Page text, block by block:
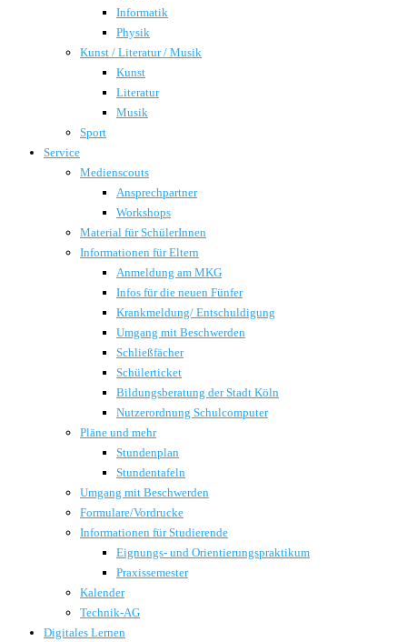
Informatik
Physik
Kunst / Literatur / Musik
Kunst
Literatur
Musik
Sport
Service
Medienscouts
Ansprechpartner
Workshops
Material für SchülerInnen
Informationen für Eltern
Anmeldung am MKG
Infos für die neuen Fünfer
Krankmeldung/ Entschuldigung
Umgang mit Beschwerden
Schließfächer
Schülerticket
Bildungsberatung der Stadt Köln
Nutzerordnung Schulcomputer
Pläne und mehr
Stundenplan
Stundentafeln
Umgang mit Beschwerden
Formulare/Vordrucke
Informationen für Studierende
Eignungs- und Orientierungspraktikum
Praxissemester
Kalender
Technik-AG
Digitales Lernen